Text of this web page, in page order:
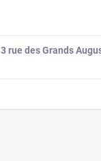
3 rue des Grands